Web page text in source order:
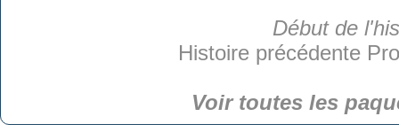
Début de
Histoire précédente
Voir toutes les